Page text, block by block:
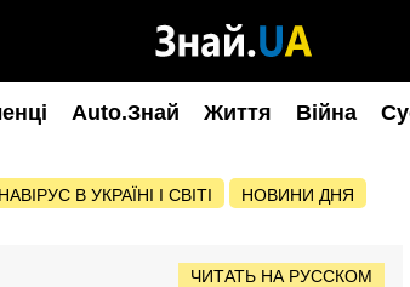
Auto.Знай Життя Війна
В УКРАЇНІ І СВІТІ НОВИНИ ДНЯ
ЧИТАТЬ НА РУССКОМ